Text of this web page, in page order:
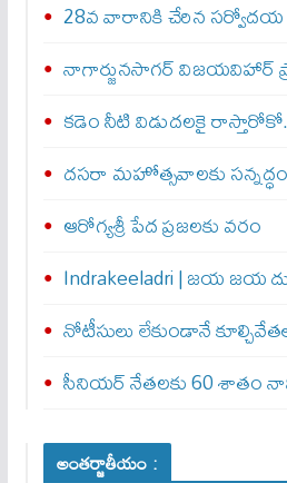
28వ వారానికి చేరిన సర్వోదయ
నాగార్జునసాగర్ విజయవిహార్
కడెం నీటి విడుదలకై
దసరా మహోత్సవాలకు
ఆరోగ్యశ్రీ పేద ప్రజలకు వరం
Indrakeeladri | జయ జయ
నోటీసులు లేకుండానే
సీనియర్ నేతలకు 60 శాతం
అంతర్జాతీయం :